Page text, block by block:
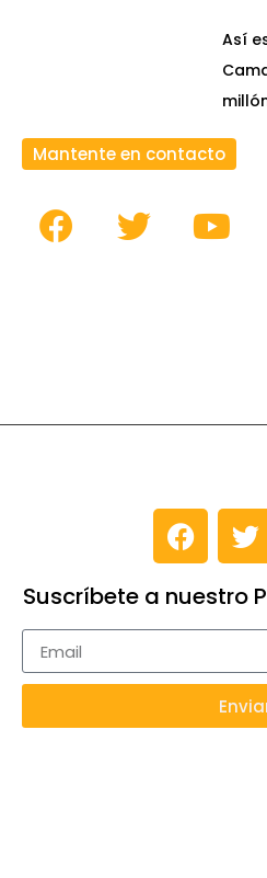
Así
Mantente en contacto
Suscríbete a nuestro